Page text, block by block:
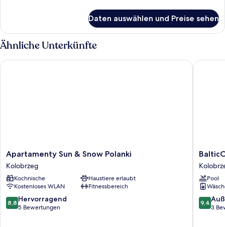
(206
D)
Daten auswählen und Preise sehen
Ähnliche Unterkünfte
Apartamenty
Sun
&
Snow
Polanki
Kolobrzeg
Apartamenty Sun & Snow Polanki
Kolobrzeg
Kochnische
Haustiere erlaubt
Kostenloses WLAN
Fitnessbereich
8.8
von
8,8 Hervorragend
5 Bewertungen
Apartamenty Sun & Snow Polanki
Polanki
Aqua
Pool
9.4
von
9,4
3